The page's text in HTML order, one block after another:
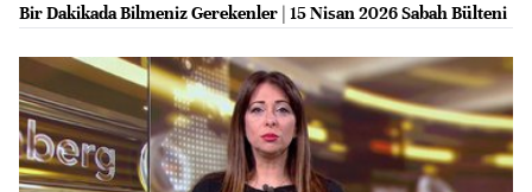
Bir Dakikada Bilmeniz Gerekenler | 15 Nisan 2026 Sabah Bülteni